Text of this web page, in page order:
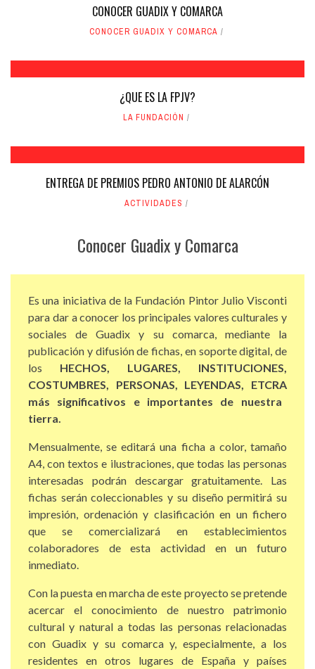
CONOCER GUADIX Y COMARCA
CONOCER GUADIX Y COMARCA
¿QUE ES LA FPJV?
LA FUNDACIÓN
ENTREGA DE PREMIOS PEDRO ANTONIO DE ALARCÓN
ACTIVIDADES
Conocer Guadix y Comarca
Es una iniciativa de la Fundación Pintor Julio Visconti
para dar a conocer los principales valores culturales y
sociales de Guadix y su comarca, mediante la
publicación y difusión de fichas, en soporte digital, de
los HECHOS, LUGARES, INSTITUCIONES,
COSTUMBRES, PERSONAS, LEYENDAS, ETCRA
más significativos e importantes de nuestra
tierra.
Mensualmente, se editará una ficha a color, tamaño
A4, con textos e ilustraciones, que todas las personas
interesadas podrán descargar gratuitamente. Las
fichas serán coleccionables y su diseño permitirá su
impresión, ordenación y clasificación en un fichero
que se comercializará en establecimientos
colaboradores de esta actividad en un futuro
inmediato.
Con la puesta en marcha de este proyecto se pretende
acercar el conocimiento de nuestro patrimonio
cultural y natural a todas las personas relacionadas
con Guadix y su comarca y, especialmente, a los
residentes en otros lugares de España y países